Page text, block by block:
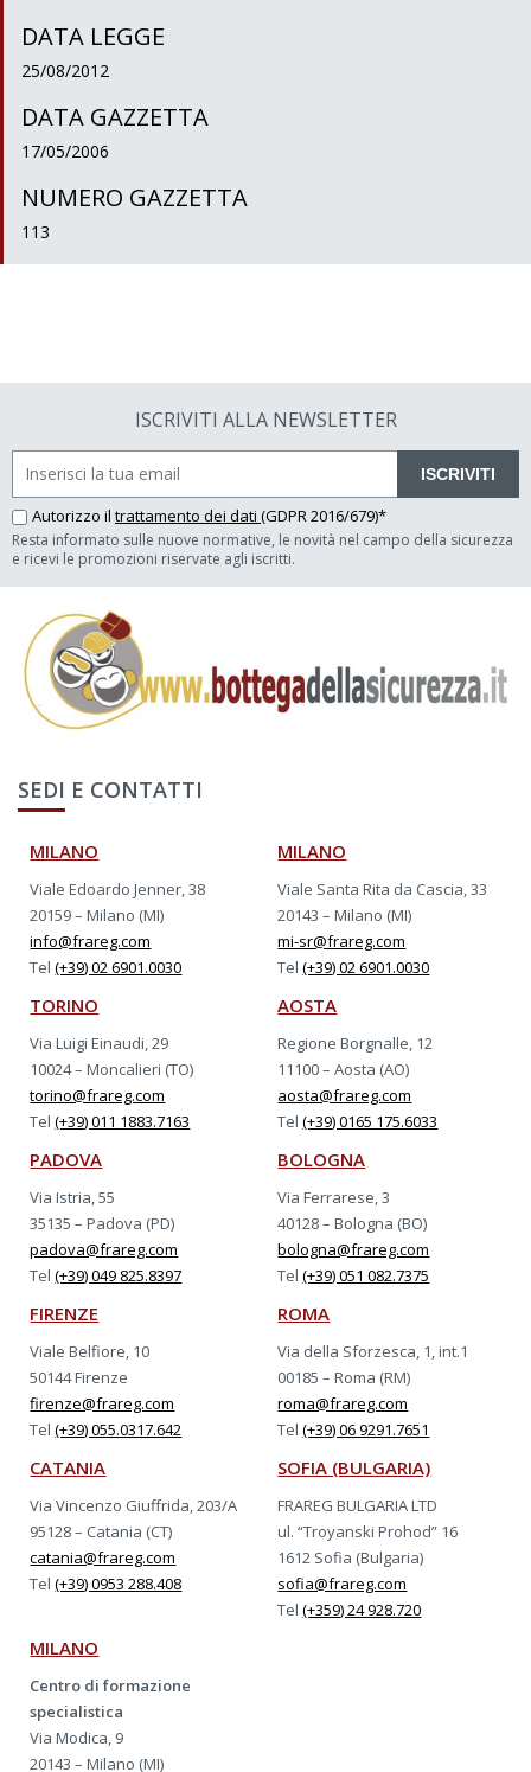
DATA LEGGE
25/08/2012
DATA GAZZETTA
17/05/2006
NUMERO GAZZETTA
113
ISCRIVITI ALLA NEWSLETTER
ISCRIVITI
Autorizzo il trattamento dei dati (GDPR 2016/679)*
Resta informato sulle nuove normative, le novità nel campo della sicurezza
e ricevi le promozioni riservate agli iscritti.
SEDI E CONTATTI
MILANO
Viale Edoardo Jenner, 38
20159 – Milano (MI)
info@frareg.com
Tel(+39) 02 6901.0030
MILANO
Viale Santa Rita da Cascia, 33
20143 – Milano (MI)
mi-sr@frareg.com
Tel(+39) 02 6901.0030
TORINO
Via Luigi Einaudi, 29
10024 – Moncalieri (TO)
torino@frareg.com
Tel(+39) 011 1883.7163
AOSTA
Regione Borgnalle, 12
11100 – Aosta (AO)
aosta@frareg.com
Tel(+39) 0165 175.6033
PADOVA
Via Istria, 55
35135 – Padova (PD)
padova@frareg.com
Tel(+39) 049 825.8397
BOLOGNA
Via Ferrarese, 3
40128 – Bologna (BO)
bologna@frareg.com
Tel(+39) 051 082.7375
FIRENZE
Viale Belfiore, 10
50144 Firenze
firenze@frareg.com
Tel(+39) 055.0317.642
ROMA
Via della Sforzesca, 1, int.1
00185 – Roma (RM)
roma@frareg.com
Tel(+39) 06 9291.7651
CATANIA
Via Vincenzo Giuffrida, 203/A
95128 – Catania (CT)
catania@frareg.com
Tel(+39) 0953 288.408
SOFIA (BULGARIA)
FRAREG BULGARIA LTD
ul. “Troyanski Prohod” 16
1612 Sofia (Bulgaria)
sofia@frareg.com
Tel(+359) 24 928.720
MILANO
Centro di formazione
specialistica
Via Modica, 9
20143 – Milano (MI)